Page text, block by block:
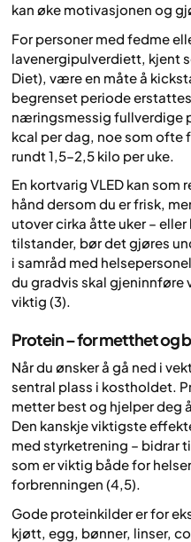
kan øke motivasjonen og
For personer med fedme
lavenergipulverdiett, kjent
Diet), være en måte å
begrenset periode
næringsmessig fullverdige
kcal per dag, noe som ofte
rundt 1,5–2,5 kilo per uke.
En kortvarig VLED kan
hånd dersom du er frisk,
utover cirka åtte uker –
tilstander, bør det gjøres
i samråd med
du gradvis skal gjeninnføre
viktig (3).
Protein – for metthet og
Når du ønsker å gå ned i
sentral plass i kostholdet.
metter best og hjelper deg
Den kanskje viktigste
med styrketrening – bidrar
som er viktig både for
forbrenningen (4,5).
Gode proteinkilder er for
kjøtt, egg, bønner, linser,